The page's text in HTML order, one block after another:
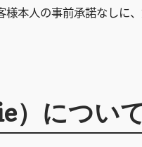
本人の事前承諾なしに
）につい